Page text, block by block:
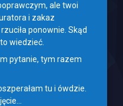
ale twoi
i zakaz
ponownie. Skąd
wiedzieć.
pytanie, tym razem
tu i ówdzie.